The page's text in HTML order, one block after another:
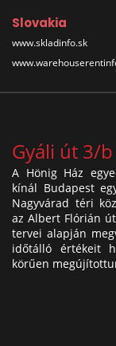
Slovakia
www.skladinfo.sk
Gyáli út 3/
A Hönig Ház
kínál Budapest
Nagyvárad téri
az Albert Flórián
tervei alapján
időtálló értékeit
körűen